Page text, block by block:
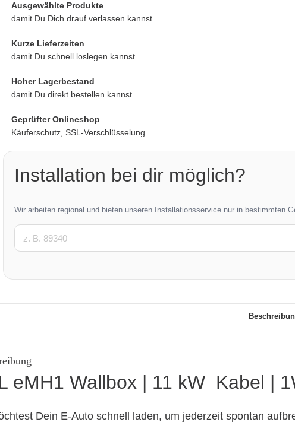
Ausgewählte Produkte
damit Du Dich drauf verlassen kannst
Kurze Lieferzeiten
damit Du schnell loslegen kannst
Hoher Lagerbestand
damit Du direkt bestellen kannst
Geprüfter Onlineshop
Käuferschutz, SSL-Verschlüsselung
Installation bei dir möglich?
Wir arbeiten regional und bieten unseren Installationsservice nur in bestimmten
eMH1 Wallbox | 11 kW Kabel |
Dein E-Auto schnell laden, um jederzeit spontan